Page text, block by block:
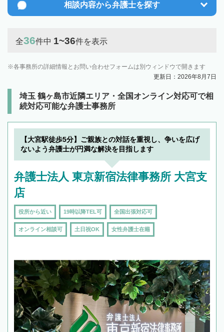
相談内容から弁護士を探す
全36件中 1~36件を表示
各事務所の詳細情報とお問い合わせフォームは別ウィンドウで開きます
更新日：2026年8月7日
埼玉 鶴ヶ島市近隣エリア・全国オンライン対応可で相
続対応可能な弁護士事務所
【大宮駅徒歩5分】ご親族との対話を重視し、争いを広げ
ないよう弁護士が円満な解決を目指します
弁護士法人 東京新宿法律事務所 大宮支
店
役所から近い 19時以降TEL可 全国出張対応可
オンライン相談可 土日祝OK 女性弁護士在籍